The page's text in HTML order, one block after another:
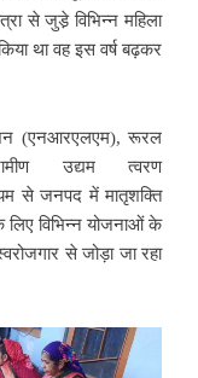
से जुडे़ विभिन्न महिला
था वह इस वर्ष बढ़कर
(एनआरएलएम), रूरल
उद्यम त्वरण
से जनपद में मातृशक्ति
विभिन्न योजनाओं के
से जोड़ा जा रहा